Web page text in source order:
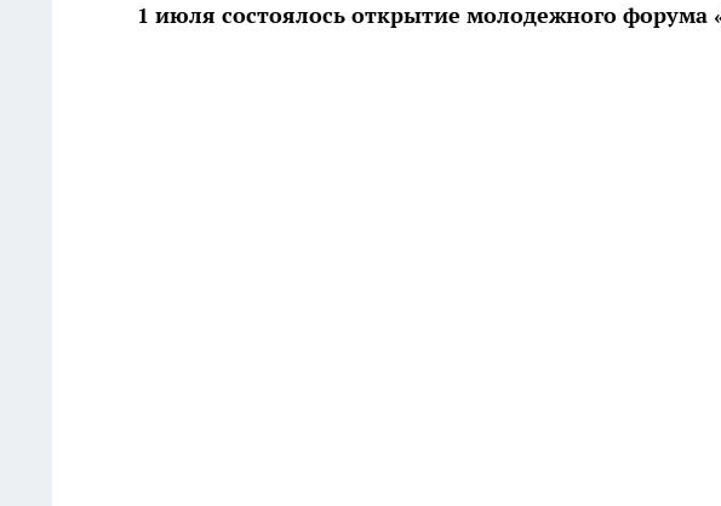
1 июля состоялось открытие молодежного форума